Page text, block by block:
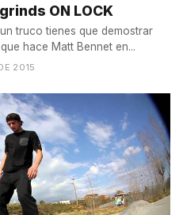
ON LOCK
truco tienes que demostrar
hace Matt Bennet en...
2015